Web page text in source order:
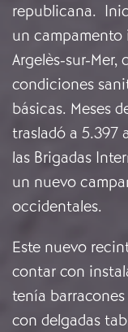
republicana.
un campamento
Argelès-sur-Mer,
condiciones
básicas. Meses
trasladó a 5.397
las Brigadas
un nuevo
occidentales.
Este nuevo
contar con
tenía
con delgadas